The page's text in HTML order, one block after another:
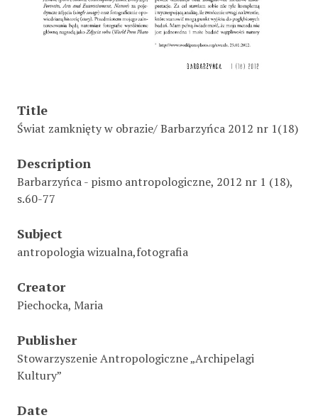
Title
Świat zamknięty w obrazie/ Barbarzyńca 2012 nr 1(18)
Description
Barbarzyńca - pismo antropologiczne, 2012 nr 1 (18),
s.60-77
Subject
antropologia wizualna,fotografia
Creator
Piechocka, Maria
Publisher
Stowarzyszenie Antropologiczne „Archipelagi
Kultury”
Date